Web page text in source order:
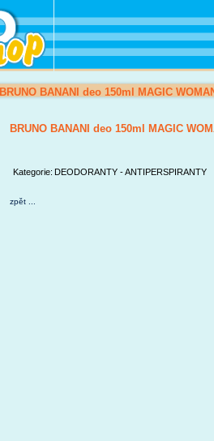
BRUNO BANANI deo 150ml MAGIC
BRUNO BANANI deo 150ml MAGIC
Kategorie: DEODORANTY - ANTIPERSPIRANTY
zpět ...